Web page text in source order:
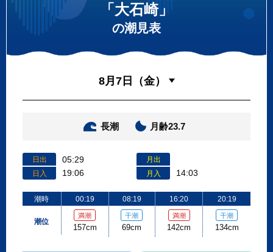
「大石崎」
の潮見表
長潮 月齢23.7
日出 05:29
日入 19:06
月出
月入
14:03
潮時
潮位
00:19
満潮
157cm
08:19
干潮
69cm
16:20
満潮
142cm
20:19
干潮
134cm